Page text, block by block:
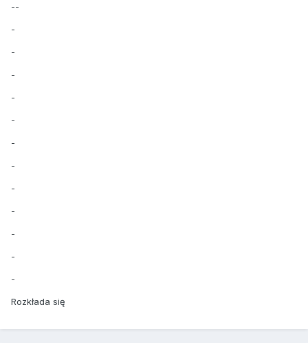
--
-
-
-
-
-
-
-
-
-
-
-
-
Rozkłada się